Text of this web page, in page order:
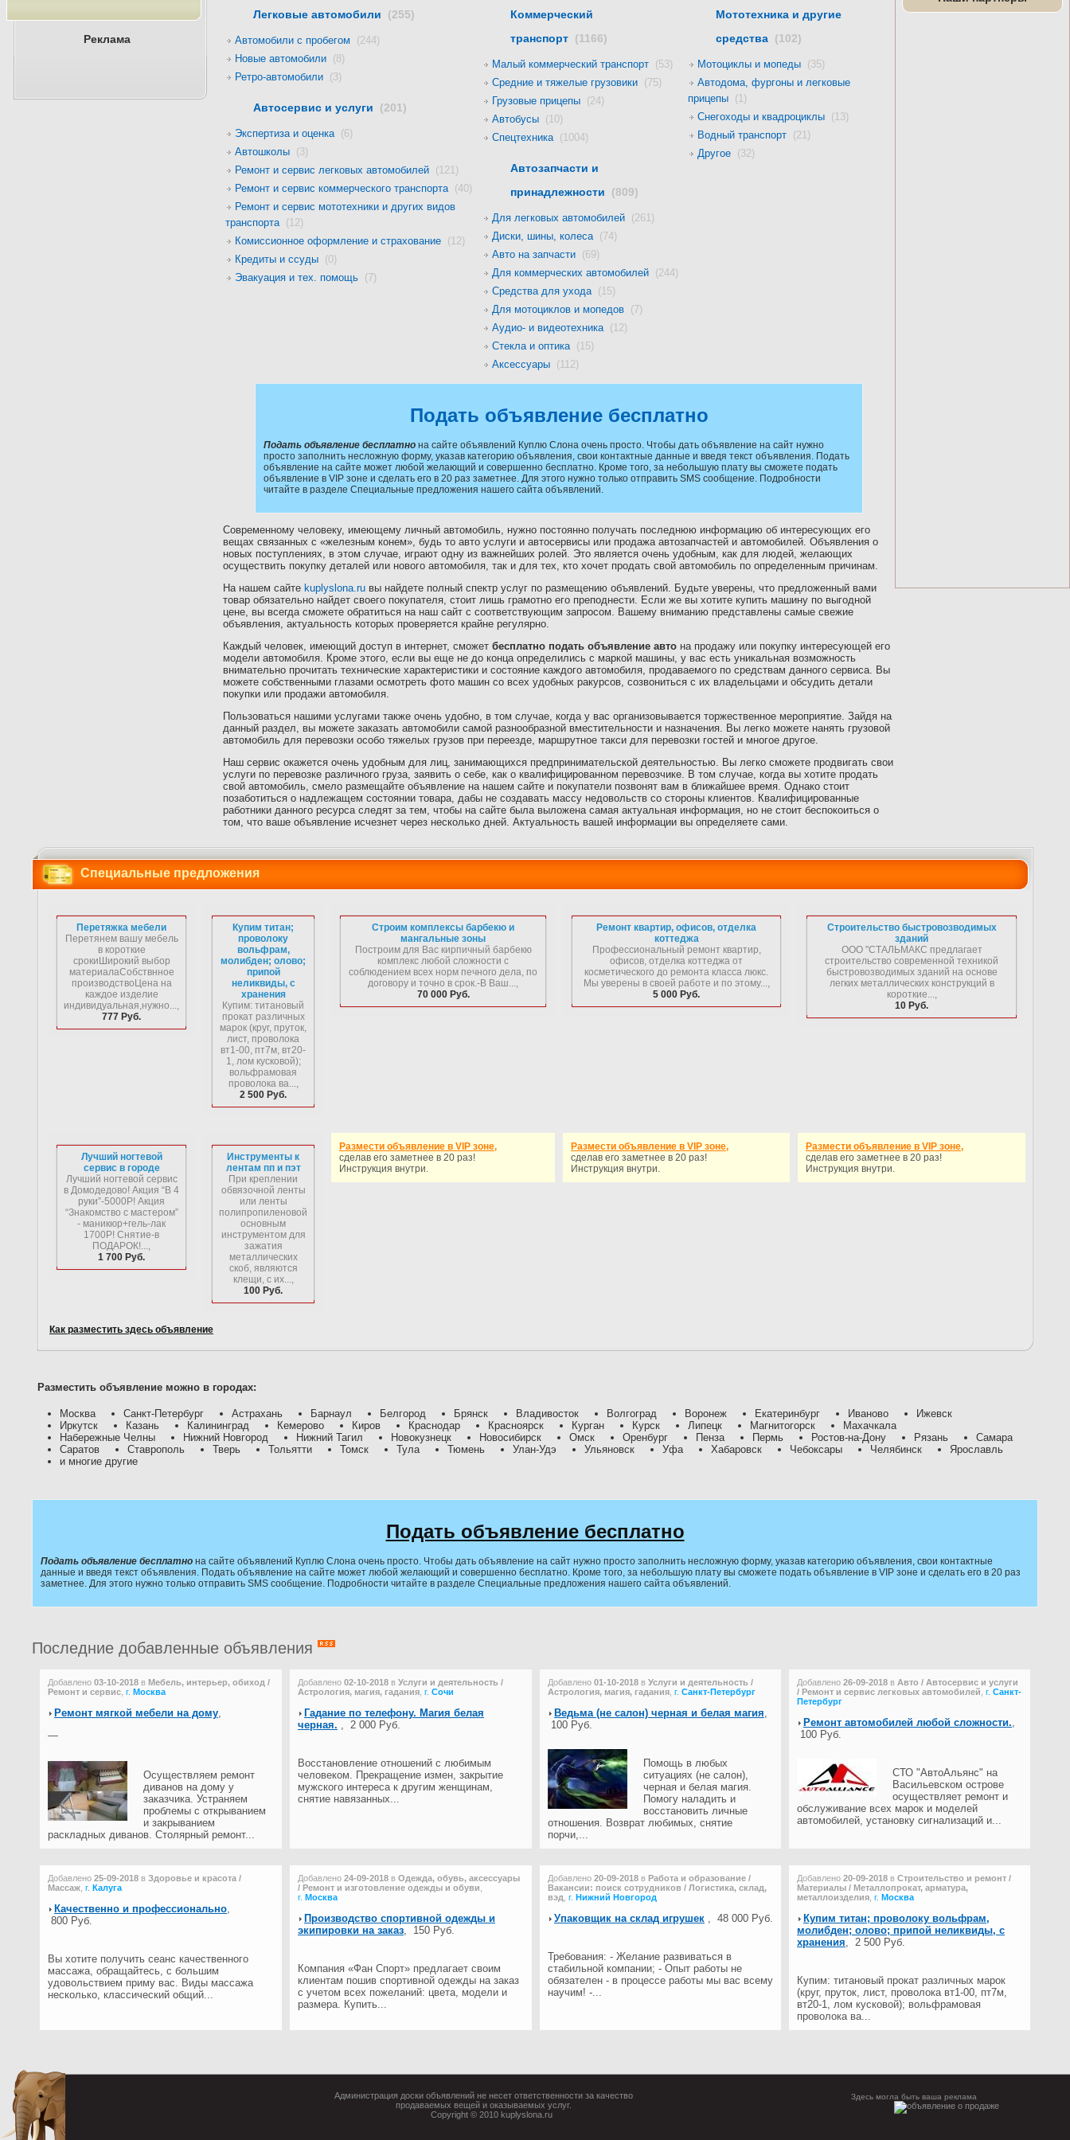
Реклама
Легковые автомобили (255)
Автомобили с пробегом (244)
Новые автомобили (8)
Ретро-автомобили (3)
Автосервис и услуги (201)
Экспертиза и оценка (6)
Автошколы (3)
Ремонт и сервис легковых автомобилей (121)
Ремонт и сервис коммерческого транспорта (40)
Ремонт и сервис мототехники и других видов
транспорта (12)
Комиссионное оформление и страхование (12)
Кредиты и ссуды (0)
Эвакуация и тех. помощь (7)
Коммерческий
транспорт (1166)
Малый коммерческий транспорт (53)
Средние и тяжелые грузовики (75)
Грузовые прицепы (24)
Автобусы (10)
Спецтехника (1004)
Автозапчасти и
принадлежности (809)
Для легковых автомобилей (261)
Диски, шины, колеса (74)
Авто на запчасти (69)
Для коммерческих автомобилей (244)
Средства для ухода (15)
Для мотоциклов и мопедов (7)
Аудио- и видеотехника (12)
Стекла и оптика (15)
Аксессуары (112)
Мототехника и другие
средства (102)
Мотоциклы и мопеды (35)
Автодома, фургоны и легковые
прицепы (1)
Снегоходы и квадроциклы (13)
Водный транспорт (21)
Другое (32)
Подать объявление бесплатно
Подать объявление бесплатно на сайте объявлений Куплю Слона очень просто. Чтобы дать объявление на сайт нужно
просто заполнить несложную форму, указав категорию объявления, свои контактные данные и введя текст объявления. Подать
объявление на сайте может любой желающий и совершенно бесплатно. Кроме того, за небольшую плату вы сможете подать
объявление в VIP зоне и сделать его в 20 раз заметнее. Для этого нужно только отправить SMS сообщение. Подробности
читайте в разделе Специальные предложения нашего сайта объявлений.
Современному человеку, имеющему личный автомобиль, нужно постоянно получать последнюю информацию об интересующих его
вещах связанных с «железным конем», будь то авто услуги и автосервисы или продажа автозапчастей и автомобилей. Объявления о
новых поступлениях, в этом случае, играют одну из важнейших ролей. Это является очень удобным, как для людей, желающих
осуществить покупку деталей или нового автомобиля, так и для тех, кто хочет продать свой автомобиль по определенным причинам.
На нашем сайте kuplyslona.ru вы найдете полный спектр услуг по размещению объявлений. Будьте уверены, что предложенный вами
товар обязательно найдет своего покупателя, стоит лишь грамотно его преподнести. Если же вы хотите купить машину по выгодной
цене, вы всегда сможете обратиться на наш сайт с соответствующим запросом. Вашему вниманию представлены самые свежие
объявления, актуальность которых проверяется крайне регулярно.
Каждый человек, имеющий доступ в интернет, сможет бесплатно подать объявление авто на продажу или покупку интересующей его
модели автомобиля. Кроме этого, если вы еще не до конца определились с маркой машины, у вас есть уникальная возможность
внимательно прочитать технические характеристики и состояние каждого автомобиля, продаваемого по средствам данного сервиса. Вы
можете собственными глазами осмотреть фото машин со всех удобных ракурсов, созвониться с их владельцами и обсудить детали
покупки или продажи автомобиля.
Пользоваться нашими услугами также очень удобно, в том случае, когда у вас организовывается торжественное мероприятие. Зайдя на
данный раздел, вы можете заказать автомобили самой разнообразной вместительности и назначения. Вы легко можете нанять грузовой
автомобиль для перевозки особо тяжелых грузов при переезде, маршрутное такси для перевозки гостей и многое другое.
Наш сервис окажется очень удобным для лиц, занимающихся предпринимательской деятельностью. Вы легко сможете продвигать свои
услуги по перевозке различного груза, заявить о себе, как о квалифицированном перевозчике. В том случае, когда вы хотите продать
свой автомобиль, смело размещайте объявление на нашем сайте и покупатели позвонят вам в ближайшее время. Однако стоит
позаботиться о надлежащем состоянии товара, дабы не создавать массу недовольств со стороны клиентов. Квалифицированные
работники данного ресурса следят за тем, чтобы на сайте была выложена самая актуальная информация, но не стоит беспокоиться о
том, что ваше объявление исчезнет через несколько дней. Актуальность вашей информации вы определяете сами.
Специальные предложения
Перетяжка мебели
Перетянем вашу мебель
в короткие
срокиШирокий выбор
материалаСобствнное
производствоЦена на
каждое изделие
индивидуальная,нужно...,
777 Руб.
Купим титан;
проволоку
вольфрам,
молибден; олово;
припой
неликвиды, с
хранения
Купим: титановый
прокат различных
марок (круг, пруток,
лист, проволока
вт1-00, пт7м, вт20-
1, лом кусковой);
вольфрамовая
проволока ва...,
2 500 Руб.
Строим комплексы барбекю и
мангальные зоны
Построим для Вас кирпичный барбекю
комплекс любой сложности с
соблюдением всех норм печного дела, по
договору и точно в срок.-В Ваш...,
70 000 Руб.
Ремонт квартир, офисов, отделка
коттеджа
Профессиональный ремонт квартир,
офисов, отделка коттеджа от
косметического до ремонта класса люкс.
Мы уверены в своей работе и по этому...,
5 000 Руб.
Строительство быстровозводимых
зданий
ООО "СТАЛЬМАКС предлагает
строительство современной техникой
быстровозводимых зданий на основе
легких металлических конструкций в
короткие...,
10 Руб.
Лучший ногтевой
сервис в городе
Лучший ногтевой сервис
в Домодедово! Акция “В 4
руки”-5000Р! Акция
“Знакомство с мастером”
- маникюр+гель-лак
1700Р! Снятие-в
ПОДАРОК!...,
1 700 Руб.
Инструменты к
лентам пп и пэт
При креплении
обвязочной ленты
или ленты
полипропиленовой
основным
инструментом для
зажатия
металлических
скоб, являются
клещи, с их...,
100 Руб.
Размести объявление в VIP зоне,
сделав его заметнее в 20 раз!
Инструкция внутри.
Размести объявление в VIP зоне,
сделав его заметнее в 20 раз!
Инструкция внутри.
Размести объявление в VIP зоне,
сделав его заметнее в 20 раз!
Инструкция внутри.
Как разместить здесь объявление
Разместить объявление можно в городах:
Москва Санкт-Петербург Астрахань Барнаул Белгород Брянск Владивосток Волгоград Воронеж Екатеринбург Иваново
Ижевск
Иркутск
Казань Калининград Кемерово Киров Краснодар Красноярск Курган Курск Липецк Магнитогорск
Махачкала
Набережные Челны
Нижний Новгород Нижний Тагил Новокузнецк Новосибирск Омск Оренбург Пенза Пермь Ростов-на-Дону Рязань
Самара
Саратов
Ставрополь Тверь Тольятти Томск Тула Тюмень Улан-Удэ Ульяновск Уфа Хабаровск Чебоксары Челябинск
Ярославль
и многие другие
Подать объявление бесплатно
Подать объявление бесплатно на сайте объявлений Куплю Слона очень просто. Чтобы дать объявление на сайт нужно просто заполнить несложную форму, указав категорию объявления, свои контактные
данные и введя текст объявления. Подать объявление на сайте может любой желающий и совершенно бесплатно. Кроме того, за небольшую плату вы сможете подать объявление в VIP зоне и сделать его в 20 раз
заметнее. Для этого нужно только отправить SMS сообщение. Подробности читайте в разделе Специальные предложения нашего сайта объявлений.
Последние добавленные объявления
Добавлено 03-10-2018 в Мебель, интерьер, обиход /
Ремонт и сервис г. Москва
Ремонт мягкой мебели на дому
—
Осуществляем ремонт
диванов на дому у
заказчика. Устраняем
проблемы с открыванием
и закрыванием
раскладных диванов. Столярный ремонт...
Добавлено 02-10-2018 в Услуги и деятельность /
Астрология, магия, гадания г. Сочи
Гадание по телефону. Магия белая
черная.
2 000 Руб.
Восстановление отношений с любимым
человеком. Прекращение измен, закрытие
мужского интереса к другим женщинам,
снятие навязанных...
Добавлено 01-10-2018 в Услуги и деятельность /
Астрология, магия, гадания г. Санкт-Петербург
Ведьма (не салон) черная и белая магия
100 Руб.
Помощь в любых
ситуациях (не салон),
черная и белая магия.
Помогу наладить и
восстановить личные
отношения. Возврат любимых, снятие
порчи,...
Добавлено 26-09-2018 в Авто / Автосервис и услуги
/ Ремонт и сервис легковых автомобилей г. Санкт-
Петербург
Ремонт автомобилей любой сложности.
100 Руб.
СТО "АвтоАльянс" на
Васильевском острове
осуществляет ремонт и
обслуживание всех марок и моделей
автомобилей, установку сигнализаций и...
Добавлено 25-09-2018 в Здоровье и красота /
Массаж г. Калуга
Качественно и профессионально
800 Руб.
Вы хотите получить сеанс качественного
массажа, обращайтесь, с большим
удовольствием приму вас. Виды массажа
несколько, классический общий...
Добавлено 24-09-2018 в Одежда, обувь, аксессуары
/ Ремонт и изготовление одежды и обуви
г. Москва
Производство спортивной одежды и
экипировки на заказ
150 Руб.
Компания «Фан Спорт» предлагает своим
клиентам пошив спортивной одежды на заказ
с учетом всех пожеланий: цвета, модели и
размера. Купить...
Добавлено 20-09-2018 в Работа и образование /
Вакансии: поиск сотрудников / Логистика, склад,
вэд г. Нижний Новгород
Упаковщик на склад игрушек 48 000 Руб.
Требования: - Желание развиваться в
стабильной компании; - Опыт работы не
обязателен - в процессе работы мы вас всему
научим! -...
Добавлено 20-09-2018 в Строительство и ремонт /
Материалы / Металлопрокат, арматура,
металлоизделия г. Москва
Купим титан; проволоку вольфрам,
молибден; олово; припой неликвиды, с
хранения
2 500 Руб.
Купим: титановый прокат различных марок
(круг, пруток, лист, проволока вт1-00, пт7м,
вт20-1, лом кусковой); вольфрамовая
проволока ва...
Администрация доски объявлений не несет ответственности за качество
продаваемых вещей и оказываемых услуг.
Copyright © 2010 kuplyslona.ru
Здесь могла быть ваша реклама